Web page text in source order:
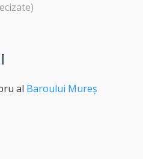
al Baroului Mureș